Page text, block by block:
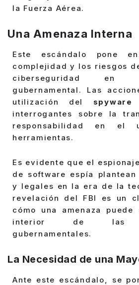
la Fuerza Aérea.
Una Amenaza Interna
Este escándalo pone
complejidad y los riesgos
ciberseguridad en
gubernamental. Las
utilización del spyware
interrogantes sobre la
responsabilidad en el
herramientas.
Es evidente que el
de software espía
y legales en la era de la
revelación del FBI es un
cómo una amenaza
interior de las
gubernamentales.
La Necesidad de una
Ante este escándalo, se